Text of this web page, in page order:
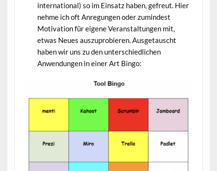
international) so im Einsatz haben, gefreut. Hier
nehme ich oft Anregungen oder zumindest
Motivation für eigene Veranstaltungen mit,
etwas Neues auszuprobieren. Ausgetauscht
haben wir uns zu den unterschiedlichen
Anwendungen in einer Art Bingo: